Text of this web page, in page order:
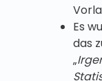
Es
das
„